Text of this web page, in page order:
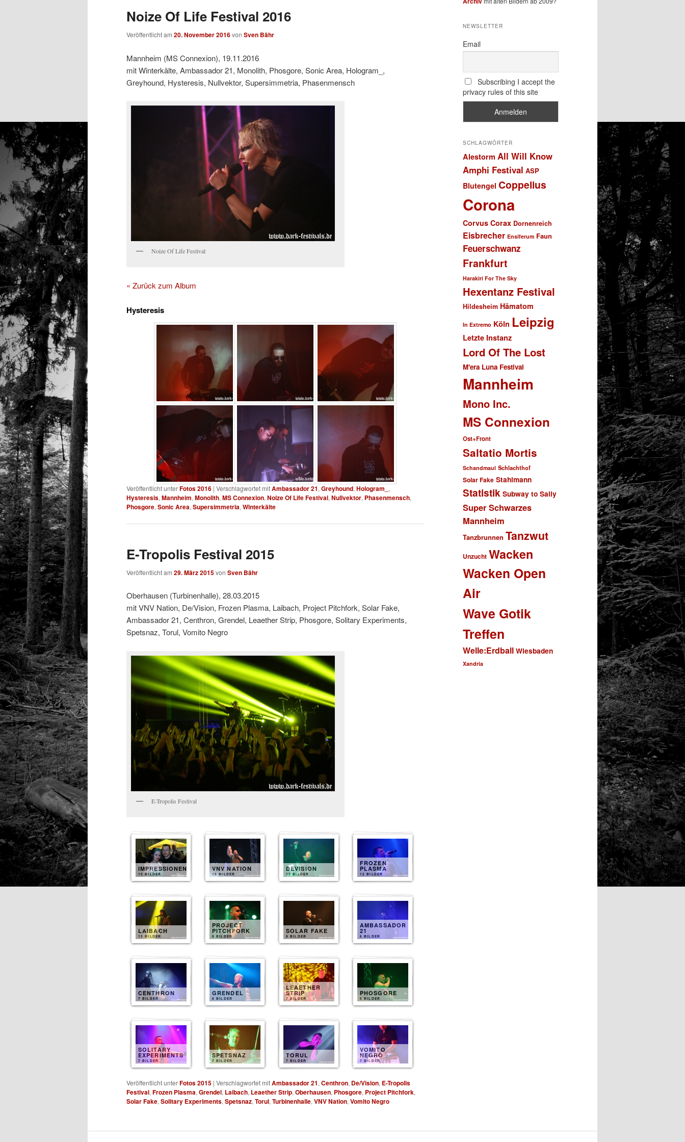
Noize Of Life Festival 2016
Veröffentlicht am 20. November 2016von Sven Bähr
Mannheim (MS Connexion), 19.11.2016
mit Winterkälte, Ambassador 21, Monolith, Phosgore, Sonic Area, Hologram_,
Greyhound, Hysteresis, Nullvektor, Supersimmetria, Phasenmensch
Noize Of Life Festival
« Zurück zum Album
Hysteresis
Veröffentlicht unterFotos 2016 | Verschlagwortet mitAmbassador 21, Greyhound, Hologram_ ,
Hysteresis, Mannheim, Monolith, MS Connexion, Noize Of Life Festival, Nullvektor, Phasenmensch,
Phosgore, Sonic Area, Supersimmetria, Winterkälte
E-Tropolis Festival 2015
Veröffentlicht am 29. März 2015von Sven Bähr
Oberhausen (Turbinenhalle), 28.03.2015
mit VNV Nation, De/Vision, Frozen Plasma, Laibach, Project Pitchfork, Solar Fake,
Ambassador 21, Centhron, Grendel, Leaether Strip, Phosgore, Solitary Experiments,
Spetsnaz, Torul, Vomito Negro
E-Tropolis Festival
IMPRESSIONEN
15 BILDER
VNV NATION
15 BILDER
DEVISION
13 BILDER
FROZEN
PLASMA
12 BILDER
LAIBACH
13 BILDER
PROJECT
PITCHFORK
8 BILDER
SOLAR FAKE
8 BILDER
AMBASSADOR
21
6 BILDER
CENTHRON
7 BILDER
GRENDEL
8 BILDER
LEAETHER
STRIP
7 BILDER
PHOSGORE
5 BILDER
SOLITARY
EXPERIMENTS
7 BILDER
SPETSNAZ
7 BILDER
TORUL
7 BILDER
VOMITO
NEGRO
7 BILDER
Veröffentlicht unterFotos 2015 | Verschlagwortet mitAmbassador 21, Centhron, De/Vision, E-Tropolis
Festival, Frozen Plasma, Grendel, Laibach, Leaether Strip, Oberhausen, Phosgore, Project Pitchfork,
Solar Fake, Solitary Experiments, Spetsnaz, Torul, Turbinenhalle, VNV Nation, Vomito Negro
NEWSLETTER
Email
Subscribing I accept the
privacy rules of this site
SCHLAGWÖRTER
Alestorm All Will Know
Amphi Festival ASP
Blutengel Coppelius
Corona
Corvus Corax Dornenreich
Eisbrecher Ensiferum Faun
Feuerschwanz
Frankfurt
Harakiri For The Sky
Hexentanz Festival
Hildesheim Hämatom
In Extremo Köln Leipzig
Letzte Instanz
Lord Of The Lost
M'era Luna Festival
Mannheim
Mono Inc.
MS Connexion
Ost+Front
Saltatio Mortis
Schandmaul Schlachthof
Solar Fake Stahlmann
Statistik Subway to Sally
Super Schwarzes
Mannheim
Tanzbrunnen Tanzwut
Unzucht Wacken
Wacken Open
Air
Wave Gotik
Treffen
Welle:Erdball Wiesbaden
Xandria